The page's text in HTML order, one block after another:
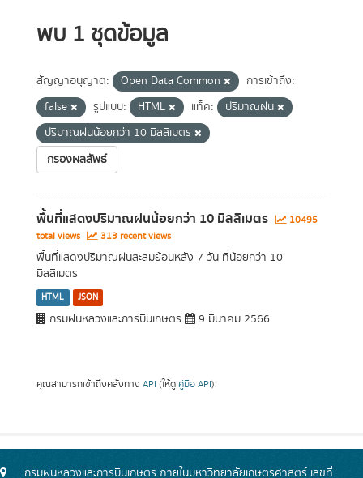
พบ 1 ชุดข้อมูล
สัญญาอนุญาต: Open Data Common
การเข้าถึง:
false
รูปแบบ: HTML แท็ค:
ปริมาณฝน
ปริมาณฝนน้อยกว่า 10 มิลลิเมตร
กรองผลลัพธ์
พื้นที่แสดงปริมาณฝนน้อยกว่า 10 มิลลิเมตร
10495
total views
313 recent views
พื้นที่แสดงปริมาณฝนสะสมย้อนหลัง 7 วัน ที่น้อยกว่า 10
มิลลิเมตร
HTML JSON
กรมฝนหลวงและการบินเกษตร 9 มีนาคม 2566
คุณสามารถเข้าถึงคลังทาง API (ให้ดู คู่มือ API).
กรมฝนหลวงและการบินเกษตร ภายในมหาวิทยาลัยเกษตรศาสตร์ เลขที่